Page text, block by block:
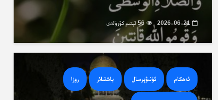
2026-06-21 56 قېتىم كۆرۈلدى
ئەھكام ئۇنىۋېرسال باشقىلار روزا